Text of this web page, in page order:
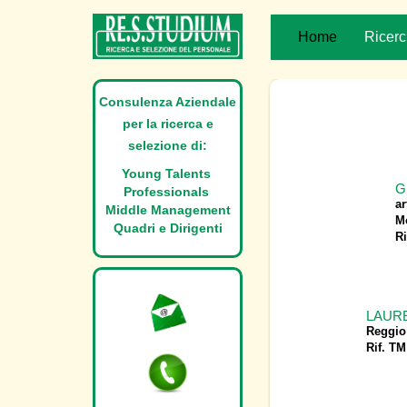
Home
Rif.
Consulenza Aziendale
per la ricerca e
selezione di:
Young Talents
Professionals
Middle Management
Quadri e Dirigenti